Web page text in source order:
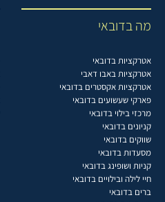
מה בדובאי
אטרקציות בדובאי
אטרקציות באבו דאבי
אטרקציות אקסטרים בדובאי
פארקי שעשועים בדובאי
מרכזי בילוי בדובאי
קניונים בדובאי
שווקים בדובאי
מסעדות בדובאי
קניות ושופינג בדובאי
חיי לילה ובילויים בדובאי
ברים בדובאי